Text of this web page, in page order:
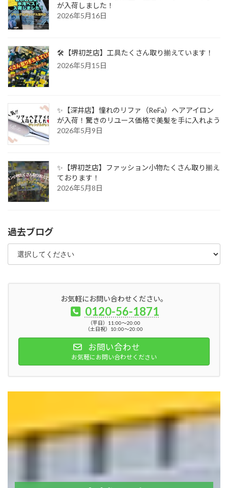
が入荷しました！
2026年5月16日
🛠️【堺初芝店】工具たくさん取り揃えています！
2026年5月15日
✨【深井店】憧れのリファ（ReFa）ヘアアイロン
が入荷！驚きのリユース価格で美髪を手に入れよう
2026年5月9日
✨【堺初芝店】ファッション小物たくさん取り揃え
ております！
2026年5月8日
過去ブログ
お気軽にお問い合わせください。
0120-56-1871
（平日）11:00～20:00
（土日祝）10:00～20:00
お問い合わせ
お気軽にお問い合わせください